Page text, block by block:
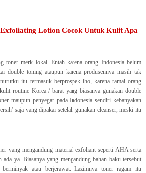
Lotion Cocok Untuk Kulit Apa
toner merk lokal. Entah karena orang Indonesia belum
double toning ataupun karena produsennya masih tak
itu termasuk berprospek lho, karena ramai orang
routine Korea / barat yang biasanya gunakan double
maupun penyegar pada Indonesia sendiri kebanyakan
saja yang dipakai setelah gunakan cleanser, meski itu
yang mengandung material exfoliant seperti AHA serta
ya. Biasanya yang mengandung bahan baku tersebut
atau berjerawat. Lazimnya toner ragam itu